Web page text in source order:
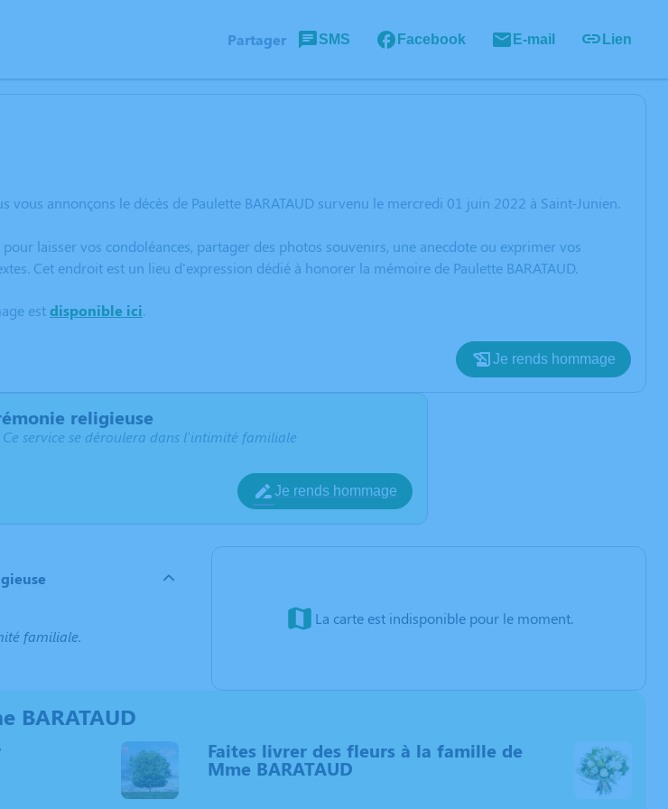
Partager SMS Facebook E-mail Lien
vous annonçons le décès de Paulette BARATAUD survenu le mercredi 01 juin 2022 à Saint-Junien.
laisser vos condoléances, partager des photos souvenirs, une anecdote ou exprimer vos
Cet endroit est un lieu d'expression dédié à honorer la mémoire de Paulette BARATAUD.
estdisponible ici.
Je rends hommage
religieuse
Ce service se déroulera dans l'intimité familiale
Je rends hommage
familiale.
La carte est indisponible pour le moment.
BARATAUD
Faites livrer des fleurs à la famille de
Mme BARATAUD